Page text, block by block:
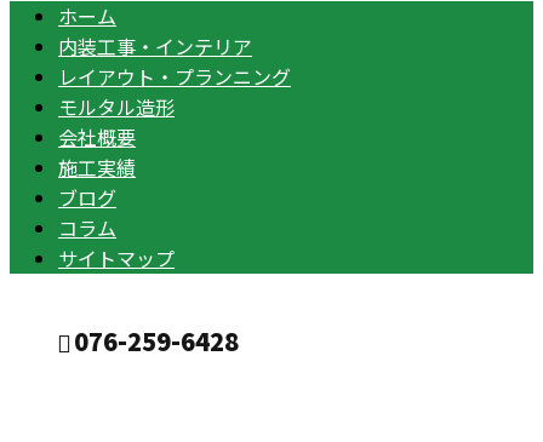
ホーム
内装工事・インテリア
レイアウト・プランニング
モルタル造形
会社概要
施工実績
ブログ
コラム
サイトマップ
076-259-6428